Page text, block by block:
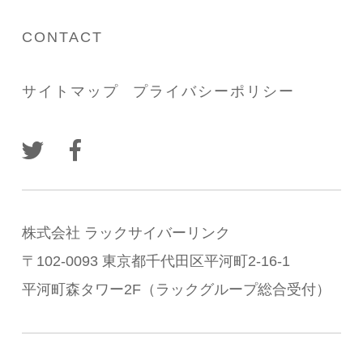
CONTACT
サイトマップ プライバシーポリシー
株式会社 ラックサイバーリンク
〒102-0093 東京都千代田区平河町2-16-1
平河町森タワー2F（ラックグループ総合受付）